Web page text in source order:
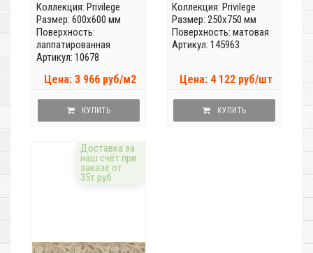
Коллекция: Privilege
Размер: 600x600 мм
Поверхность:
лаппатированная
Артикул: 10678
Цена: 3 966 руб/м2
КУПИТЬ
Коллекция: Privilege
Размер: 250x750 мм
Поверхность: матовая
Артикул: 145963
Цена: 4 122 руб/шт
КУПИТЬ
Доставка за
наш счёт при
заказе от
35т.руб